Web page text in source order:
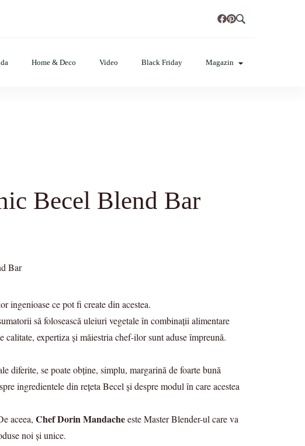
Home & Deco Video Black Friday Magazin
Becel Blend Bar
ingenioase ce pot fi create din acestea.
să folosească uleiuri vegetale în combinaţii alimentare
expertiza şi măiestria chef-ilor sunt aduse împreună.
diferite, se poate obţine, simplu, margarină de foarte bună
ingredientele din reţeta Becel şi despre modul în care acestea
aceea, Chef Dorin Mandacheeste Master Blender-ul care va
noi şi unice.